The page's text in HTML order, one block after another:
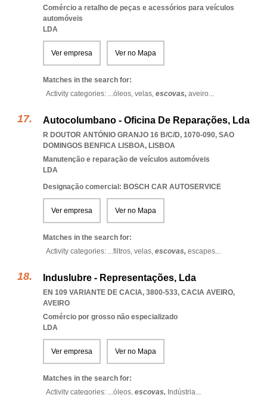
Comércio a retalho de peças e acessórios para veículos
automóveis
LDA
Ver empresa Ver no Mapa
Matches in the search for:
Activity categories: ...óleos, velas, escovas, aveiro...
Autocolumbano - Oficina De Reparações, Lda
R DOUTOR ANTÓNIO GRANJO 16 B/C/D, 1070-090, SAO
DOMINGOS BENFICA LISBOA, LISBOA
Manutenção e reparação de veículos automóveis
LDA
Designação comercial: BOSCH CAR AUTOSERVICE
Ver empresa Ver no Mapa
Matches in the search for:
Activity categories: ...filtros, velas, escovas, escapes...
Induslubre - Representações, Lda
EN 109 VARIANTE DE CACIA, 3800-533, CACIA AVEIRO,
AVEIRO
Comércio por grosso não especializado
LDA
Ver empresa Ver no Mapa
Matches in the search for:
Activity categories: ...óleos, escovas, Indústria...